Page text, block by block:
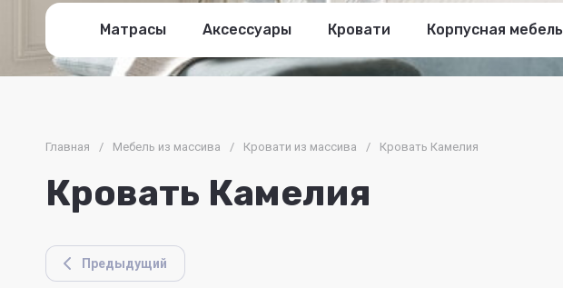
Матрасы Аксессуары Кровати Корпусная мебель
Главная / Мебель из массива / Кровати из массива / Кровать Камелия
Кровать Камелия
Предыдущий